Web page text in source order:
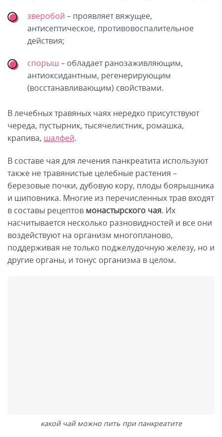
зверобой – проявляет вяжущее,
антисептическое, противовоспалительное
действия;
спорыш – обладает ранозаживляющим,
антиоксидантным, регенерирующим
(восстанавливающим) свойствами.
В лечебных травяных чаях нередко присутствуют
череда, пустырник, тысячелистник, ромашка,
крапива, шалфей.
В составе чая для лечения панкреатита используют
также не травянистые целебные растения –
березовые почки, дубовую кору, плоды боярышника
и шиповника. Многие из перечисленных трав входят
в составы рецептов монастырского чая. Их
насчитывается несколько разновидностей и все они
воздействуют на организм многопланово,
поддерживая не только поджелудочную железу, но и
другие органы, и тонус организма в целом.
какой чай можно пить при панкреатите